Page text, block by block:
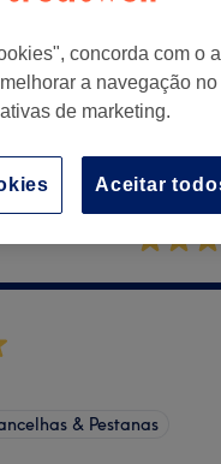
& Pestanas
concorda com o
a navegação
de marketing.
Aceitar